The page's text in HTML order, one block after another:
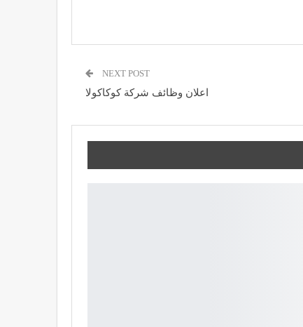
NEXT POST
اعلان وظائف شركة كوكاكولا